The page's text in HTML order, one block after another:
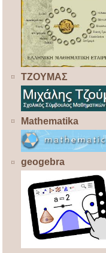
ΤΖΟΥΜΑΣ
Mathematika
geogebra